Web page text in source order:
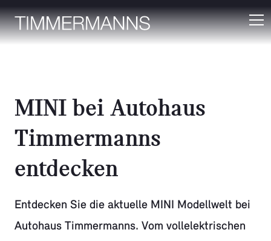
MINI bei Autohaus
Timmermanns
entdecken
Entdecken Sie die aktuelle MINI Modellwelt bei
Autohaus Timmermanns. Vom vollelektrischen